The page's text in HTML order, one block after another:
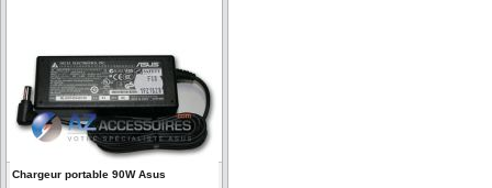
Chargeur portable 90W Asus